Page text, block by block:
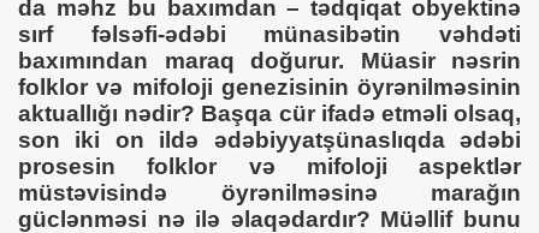
da məhz bu baxımdan – tədqiqat obyektinə
sırf fəlsəfi-ədəbi münasibətin vəhdəti
baxımından maraq doğurur. Müasir nəsrin
folklor və mifoloji genezisinin öyrənilməsinin
aktuallığı nədir? Başqa cür ifadə etməli olsaq,
son iki on ildə ədəbiyyatşünaslıqda ədəbi
prosesin folklor və mifoloji aspektlər
müstəvisində öyrənilməsinə marağın
güclənməsi nə ilə əlaqədardır? Müəllif bunu